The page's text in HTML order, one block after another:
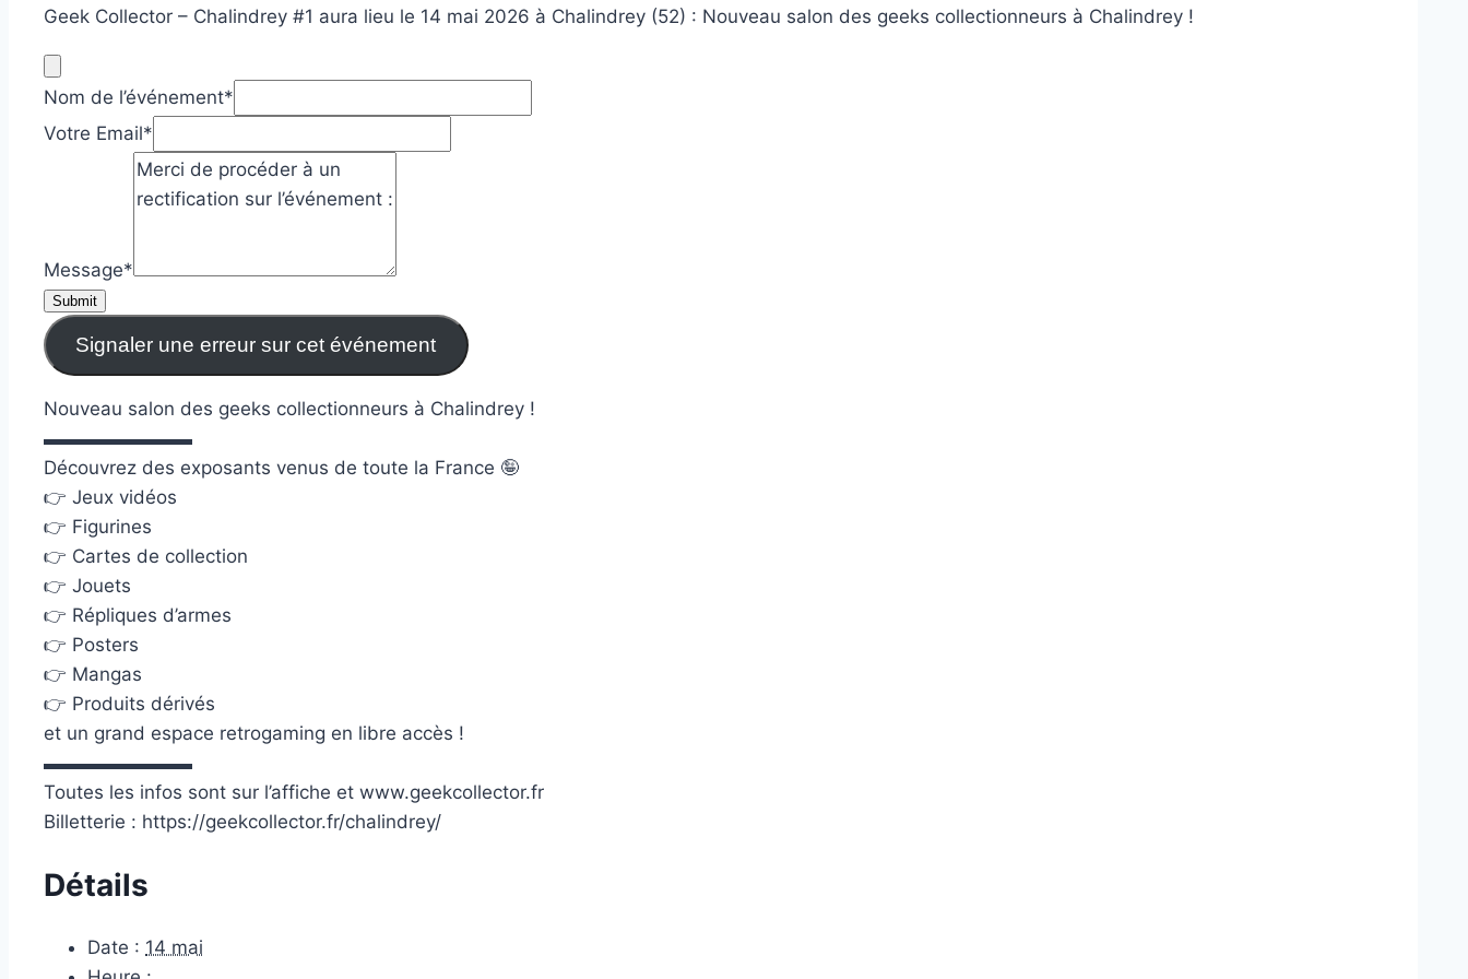
Geek Collector – Chalindrey #1 aura lieu le 14 mai 2026 à Chalindrey (52) : Nouveau salon des geeks collectionneurs à Chalindrey !
Nom de l’événement*
Votre Email*
Message*
Submit
Signaler une erreur sur cet événement
Nouveau salon des geeks collectionneurs à Chalindrey !
▬▬▬▬▬▬▬▬
Découvrez des exposants venus de toute la France 🤪
👉 Jeux vidéos
👉 Figurines
👉 Cartes de collection
👉 Jouets
👉 Répliques d’armes
👉 Posters
👉 Mangas
👉 Produits dérivés
et un grand espace retrogaming en libre accès !
▬▬▬▬▬▬▬▬
Toutes les infos sont sur l’affiche et www.geekcollector.fr
Billetterie : https://geekcollector.fr/chalindrey/
Détails
Date : 14 mai